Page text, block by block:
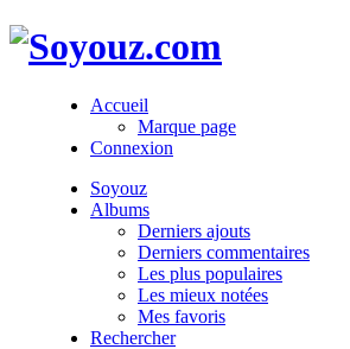
Accueil
Marque page
Connexion
Soyouz
Albums
Derniers ajouts
Derniers commentaires
Les plus populaires
Les mieux notées
Mes favoris
Rechercher